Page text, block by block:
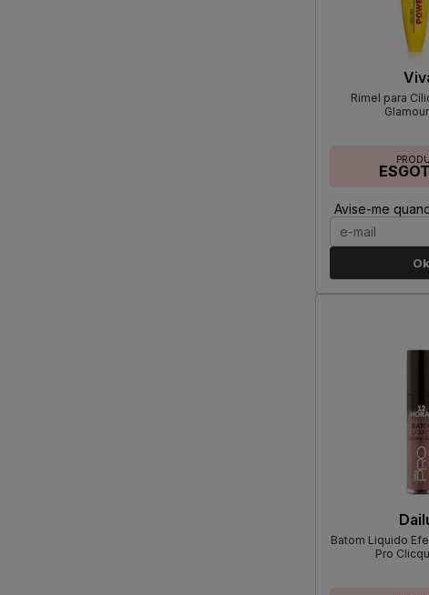
Rímel para
Avise-me
Ok
Batom Liquido
Pro